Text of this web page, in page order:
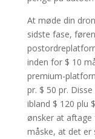
At møde din
sidste fase,
inden for $ 10
premium-
pr. $ 50 pr.
ibland $ 120 plu
ønsker at aftage
måske, at det er